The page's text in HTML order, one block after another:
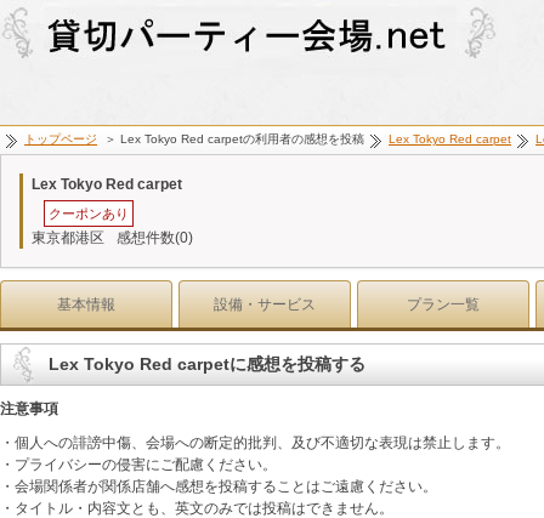
トップページ ＞ Lex Tokyo Red carpetの利用者の感想を投稿 Lex Tokyo Red carpet
Lex Tokyo Red carpet
クーポンあり
東京都港区 感想件数(0)
基本情報 設備・サービス プラン一覧
Lex Tokyo Red carpetに感想を投稿する
注意事項
・個人への誹謗中傷、会場への断定的批判、及び不適切な表現は禁止します。
・プライバシーの侵害にご配慮ください。
・会場関係者が関係店舗へ感想を投稿することはご遠慮ください。
・タイトル・内容文とも、英文のみでは投稿はできません。